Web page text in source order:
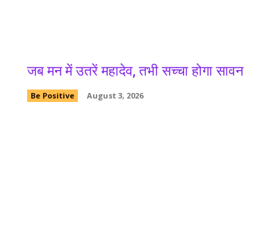
जब मन में उतरें महादेव, तभी सच्चा होगा सावन
Be Positive August 3, 2026